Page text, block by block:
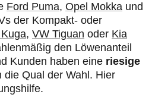
Ford Puma, Opel Mokka und
der Kompakt- oder
, VW Tiguan oder Kia
den Löwenanteil
Kunden haben eine riesige
die Qual der Wahl. Hier